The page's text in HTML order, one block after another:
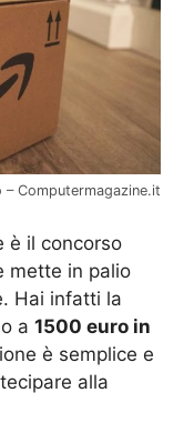
Computermagazine.it
è il concorso
mette in palio
Hai infatti la
a 1500 euro in
è semplice e
alla